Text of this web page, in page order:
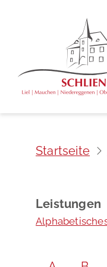
Startseite
Leistungen